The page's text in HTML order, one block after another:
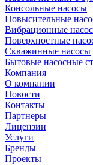
Консольные насосы
Повысительные
Вибрационные
Поверхностные
Скважинные насосы
Бытовые насосные
Компания
О компании
Новости
Контакты
Партнеры
Лицензии
Услуги
Бренды
Проекты